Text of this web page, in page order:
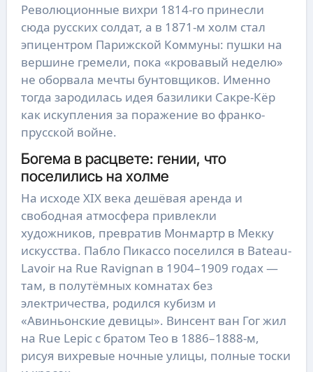
Революционные вихри 1814-го принесли
сюда русских солдат, а в 1871-м холм стал
эпицентром Парижской Коммуны: пушки на
вершине гремели, пока «кровавый неделю»
не оборвала мечты бунтовщиков. Именно
тогда зародилась идея базилики Сакре-Кёр
как искупления за поражение во франко-
прусской войне.
Богема в расцвете: гении, что
поселились на холме
На исходе XIX века дешёвая аренда и
свободная атмосфера привлекли
художников, превратив Монмартр в Мекку
искусства. Пабло Пикассо поселился в Bateau-
Lavoir на Rue Ravignan в 1904–1909 годах —
там, в полутёмных комнатах без
электричества, родился кубизм и
«Авиньонские девицы». Винсент ван Гог жил
на Rue Lepic с братом Тео в 1886–1888-м,
рисуя вихревые ночные улицы, полные тоски